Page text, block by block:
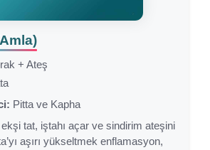
+ Ateş
Pitta ve Kapha
tat, iştahı açar ve sindirim ateşini
aşırı yükseltmek enflamasyon,